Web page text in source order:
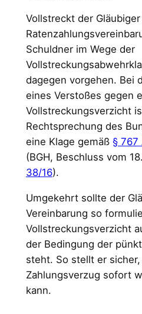
Vollstreckt der
Schuldner im Wege der
dagegen vorgehen. Bei
eines Verstoßes gegen
Vollstreckungsverzicht
Rechtsprechung des
eine Klage gemäß § 767
(BGH, Beschluss vom
38/16).
Umgekehrt sollte der
Vereinbarung so
Vollstreckungsverzicht
der Bedingung der
steht. So stellt er
Zahlungsverzug sofort
kann.